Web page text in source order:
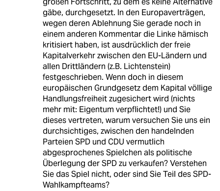
gäbe, durchgesetzt. In den Europaverträgen,
wegen deren Ablehnung Sie gerade noch in
einem anderen Kommentar die Linke hämisch
kritisiert haben, ist ausdrücklich der freie
Kapitalverkehr zwischen den EU-Ländern und
allen Drittländern (z.B. Lichtenstein)
festgeschrieben. Wenn doch in diesem
europäischen Grundgesetz dem Kapital völlige
Handlungsfreiheit zugesichert wird (nichts
mehr mit: Eigentum verpflichtet!) und Sie
dieses vertreten, warum versuchen Sie uns ein
durchsichtiges, zwischen den handelnden
Parteien SPD und CDU vermutlich
abgesprochenes Spielchen als politische
Überlegung der SPD zu verkaufen? Verstehen
Sie das Spiel nicht, oder sind Sie Teil des SPD-
Wahlkampfteams?